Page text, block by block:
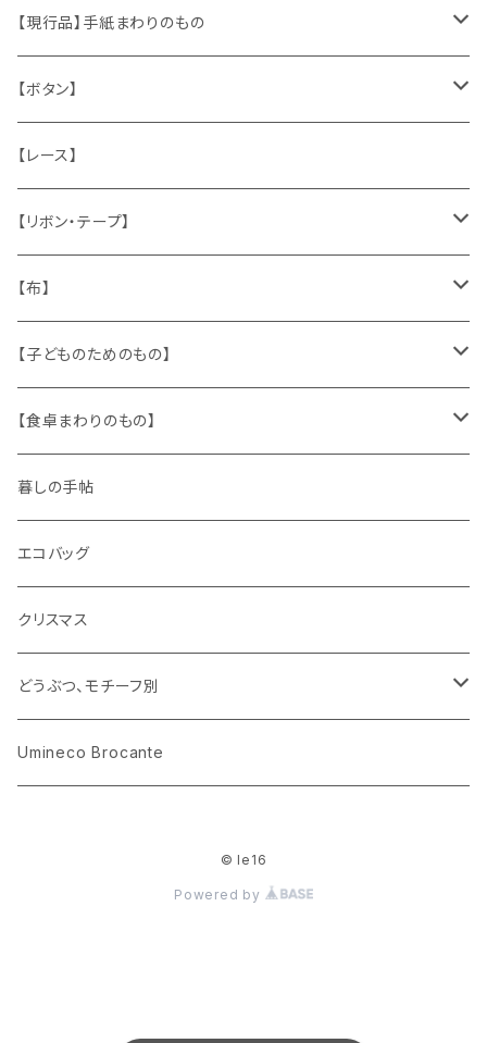
くま、テディベア
うさぎ
キャラクター
ピノキオ
ヴィンテージファブリック
ハンドメイド製品
お部屋に飾るもの
メタル製品
缶、箱
陶磁器
文房具
木製品
ミニチュア、ドールハウス
ポストカード、カレンダー
マッチラベル、食品ラベル
蔵書票、荷札、ビュバー、伝票
シール、ステッカー、クロモス
袋、箱、ナプキン、コースター
パズル、ゲーム
古本、古雑誌、古えほん
古レコード
古せっけん
ラッピングペーパー、壁紙
伝票、タグ、シール
袋、ラッピングペーパー
ひも、テープ
【現行品】手紙まわりのもの
封筒、ポストカード
切手
スタンプ
文房具
【ボタン】
木
貝
メタル
ガラス
プラスチック
紙
【レース】
【リボン・テープ】
チロルテープ・イニシャルテープ
トリム
ワッペン
【布】
キッチンクロス、ナプキン
ニット
布地
【子どものためのもの】
身に着けるもの
【食卓まわりのもの】
ガラス
花びん
小物入れ
陶磁器
カップアンドソーサー
プレート
木製品
ホーロー
メタル
暮しの手帖
エコバッグ
クリスマス
どうぶつ、モチーフ別
くま、ベア
Umineco Brocante
© le16
Powered by